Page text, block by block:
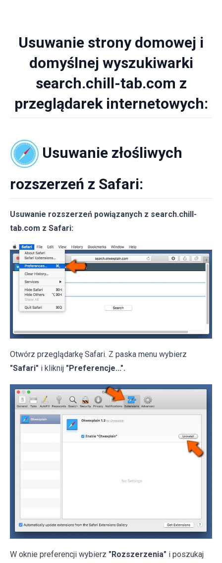
Usuwanie strony domowej i
domyślnej wyszukiwarki
search.chill-tab.com z
przeglądarek internetowych:
Usuwanie złośliwych
rozszerzeń z Safari:
Usuwanie rozszerzeń powiązanych z search.chill-
tab.com z Safari:
Otwórz przeglądarkę Safari. Z paska menu wybierz
"Safari" i kliknij "Preferencje...".
W oknie preferencji wybierz "Rozszerzenia" i poszukaj